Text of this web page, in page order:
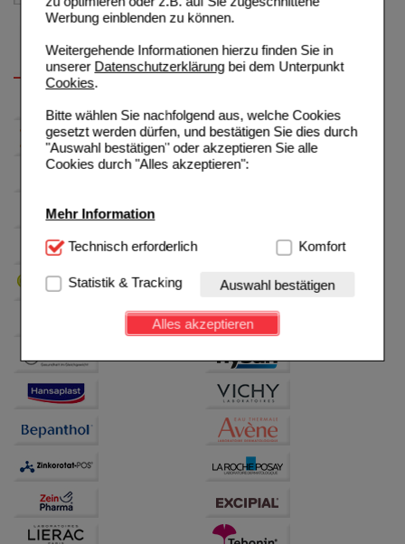
Werbung einblenden zu können.
Weitergehende Informationen hierzu finden Sie in
unserer Datenschutzerklärungbei dem Unterpunkt
Cookies.
Bitte wählen Sie nachfolgend aus, welche Cookies
gesetzt werden dürfen, und bestätigen Sie dies durch
"Auswahl bestätigen" oder akzeptieren Sie alle
Cookies durch "Alles akzeptieren":
Mehr Information
Technisch Notwendig:Hierbei handelt es sich um
Website notwendig sind (z.B. Navigation, Warenkorb,
Kundenkonto), weshalb auf diese nicht verzichtet
werden kann.
Einkaufserlebnis noch ansprechender zu gestalten,
Besuchers oder unsere Seite an bevorzugte
Verhaltensweisen (z.B. Spracheinstellung)
anzupassen. Komfort-Cookies ermöglichen es uns
auch auf Ihre Bedürfnisse zugeschrittene Inhalte
anzuzeigen und unser Partnerprogramm zu
betreiben.
Statistik & Tracking:
Hierüber lassen sich
Informationen über die Art und Weise der Nutzung
unserer Website sammeln, mit deren Hilfe wir unsere
Technisch erforderlich Komfort
Statistik & Tracking Auswahl bestätigen
Alles akzeptieren